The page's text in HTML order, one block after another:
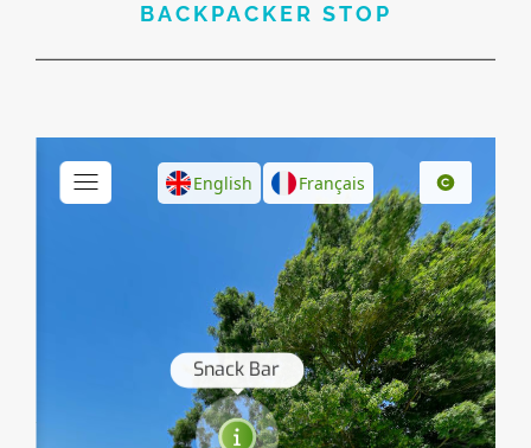
BACKPACKER STOP